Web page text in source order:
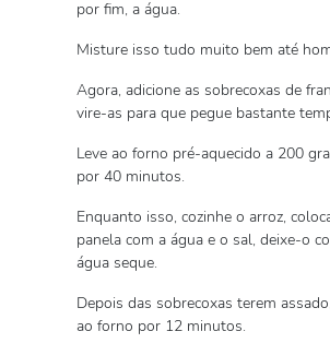
por fim, a água.
Misture isso tudo muito bem até
Agora, adicione as sobrecoxas de
vire-as para que pegue bastante
Leve ao forno pré-aquecido a 200
por 40 minutos.
Enquanto isso, cozinhe o arroz,
panela com a água e o sal, deixe-o
água seque.
Depois das sobrecoxas terem
ao forno por 12 minutos.